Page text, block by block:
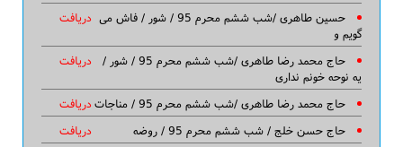
دریافت حسین طاهری /شب ششم محرم 95 / شور / فاش می
گویم و
دریافت
حاج محمد رضا طاهری /شب ششم محرم 95 / شور /
یه نوحه خونم نداری
دریافت
حاج محمد رضا طاهری /شب ششم محرم 95 / مناجات
دریافت
حاج حسن خلج / شب ششم محرم 95 / روضه